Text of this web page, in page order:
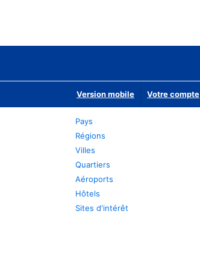
Version mobile Votre compte
Pays
Régions
Villes
Quartiers
Aéroports
Hôtels
Sites d'intérêt